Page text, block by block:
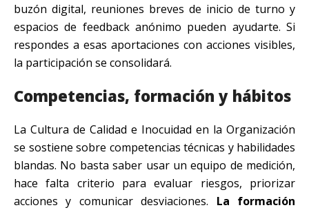
buzón digital, reuniones breves de inicio de turno y
espacios de feedback anónimo pueden ayudarte. Si
respondes a esas aportaciones con acciones visibles,
la participación se consolidará.
Competencias, formación y hábitos
La Cultura de Calidad e Inocuidad en la Organización
se sostiene sobre competencias técnicas y habilidades
blandas. No basta saber usar un equipo de medición,
hace falta criterio para evaluar riesgos, priorizar
acciones y comunicar desviaciones. La formación